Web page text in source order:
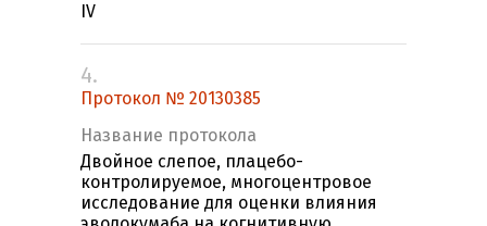
IV
4.
Протокол № 20130385
Название протокола
Двойное слепое, плацебо-
контролируемое, многоцентровое
исследование для оценки влияния